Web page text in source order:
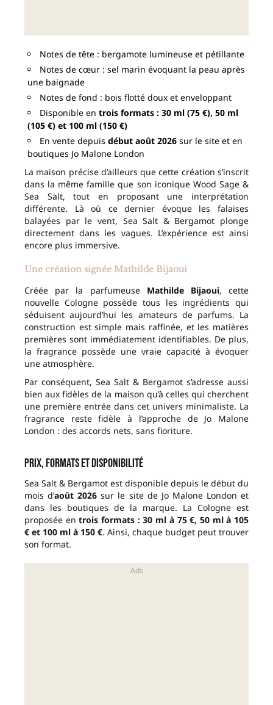
Notes de tête : bergamote lumineuse et pétillante
Notes de cœur : sel marin évoquant la peau après
une baignade
Notes de fond : bois flotté doux et enveloppant
Disponible en trois formats : 30 ml (75 €), 50 ml
(105 €) et 100 ml (150 €)
En vente depuis début août 2026 sur le site et en
boutiques Jo Malone London
La maison précise d’ailleurs que cette création s’inscrit
dans la même famille que son iconique Wood Sage &
Sea Salt, tout en proposant une interprétation
différente. Là où ce dernier évoque les falaises
balayées par le vent, Sea Salt & Bergamot plonge
directement dans les vagues. L’expérience est ainsi
encore plus immersive.
Une création signée Mathilde Bijaoui
Créée par la parfumeuse Mathilde Bijaoui, cette
nouvelle Cologne possède tous les ingrédients qui
séduisent aujourd’hui les amateurs de parfums. La
construction est simple mais raffinée, et les matières
premières sont immédiatement identifiables. De plus,
la fragrance possède une vraie capacité à évoquer
une atmosphère.
Par conséquent, Sea Salt & Bergamot s’adresse aussi
bien aux fidèles de la maison qu’à celles qui cherchent
une première entrée dans cet univers minimaliste. La
fragrance reste fidèle à l’approche de Jo Malone
London : des accords nets, sans fioriture.
Prix, formats et disponibilité
Sea Salt & Bergamot est disponible depuis le début du
mois d’août 2026 sur le site de Jo Malone London et
dans les boutiques de la marque. La Cologne est
proposée entrois formats : 30 ml à 75 €, 50 ml à 105
€ et 100 ml à 150 €. Ainsi, chaque budget peut trouver
son format.